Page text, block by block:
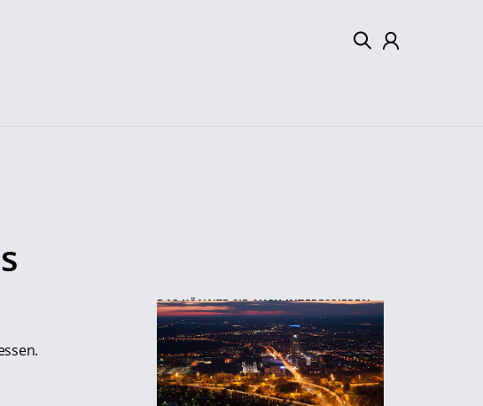
DAS KÖNNTE SIE AUCH INTERESSIEREN: